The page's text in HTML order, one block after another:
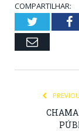
COMPARTILHAR:
Twitter
Email